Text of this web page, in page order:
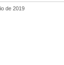
de 2019